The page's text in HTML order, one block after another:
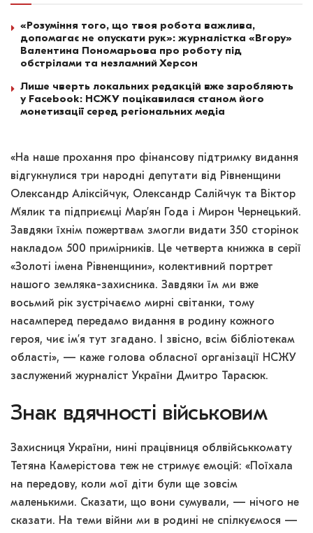
«Розуміння того, що твоя робота важлива,
допомагає не опускати рук»: журналістка «Вгору»
Валентина Пономарьова про роботу під
обстрілами та незламний Херсон
Лише чверть локальних редакцій вже заробляють
у Facebook: НСЖУ поцікавилася станом його
монетизації серед регіональних медіа
«На наше прохання про фінансову підтримку видання
відгукнулися три народні депутати від Рівненщини
Олександр Аліксійчук, Олександр Салійчук та Віктор
М’ялик та підприємці Мар’ян Года і Мирон Чернецький.
Завдяки їхнім пожертвам змогли видати 350 сторінок
накладом 500 примірників. Це четверта книжка в серії
«Золоті імена Рівненщини», колективний портрет
нашого земляка-захисника. Завдяки їм ми вже
восьмий рік зустрічаємо мирні світанки, тому
насамперед передамо видання в родину кожного
героя, чиє ім’я тут згадано. І звісно, всім бібліотекам
області», — каже голова обласної організації НСЖУ
заслужений журналіст України Дмитро Тарасюк.
Знак вдячності військовим
Захисниця України, нині працівниця облвійськкомату
Тетяна Камерістова теж не стримує емоцій: «Поїхала
на передову, коли мої діти були ще зовсім
маленькими. Сказати, що вони сумували, — нічого не
сказати. На теми війни ми в родині не спілкуємося —